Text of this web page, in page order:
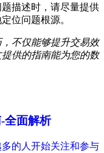
描述时，请尽量提供
位问题根源。
不仅能够提升交易效
供的指南能为您的数
全面解析
的人开始关注和参与